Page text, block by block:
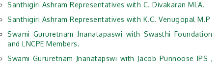
Santhigiri Ashram Representatives with C. Divakaran MLA.
Santhigiri Ashram Representatives with K.C. Venugopal M.P
Swami Gururetnam Jnanatapaswi with Swasthi Foundation
and LNCPE Members.
Swami Gururetnam Jnanatapswi with Jacob Punnoose IPS ,